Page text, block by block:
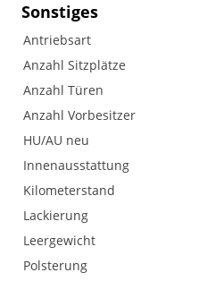
Sonstiges
Antriebsart
Anzahl Sitzplätze
Anzahl Türen
Anzahl Vorbesitzer
HU/AU neu
Innenausstattung
Kilometerstand
Lackierung
Leergewicht
Polsterung